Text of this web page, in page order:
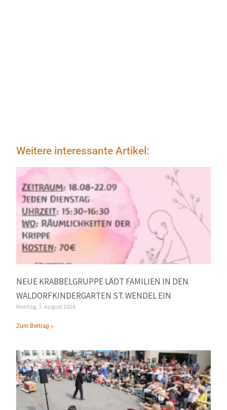
Weitere interessante Artikel:
NEUE KRABBELGRUPPE LÄDT FAMILIEN IN DEN
WALDORFKINDERGARTEN ST. WENDEL EIN
Montag, 3. August 2026
Zum Beitrag »